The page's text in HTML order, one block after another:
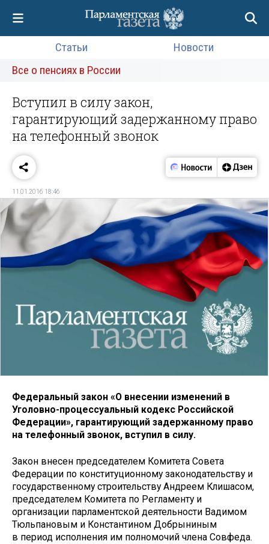
Статьи
Новости
Все о пенсиях в России
Вступил в силу закон,
гарантирующий задержанному право
на телефонный звонок
11.01.2016 18:46
Федеральный закон «О внесении изменений в
Уголовно-процессуальный кодекс Российской
Федерации», гарантирующий задержанному право
на телефонный звонок, вступил в силу.
Закон внесен председателем Комитета Совета
Федерации по конституционному законодательству и
государственному строительству Андреем Клишасом,
председателем Комитета по Регламенту и
организации парламентской деятельности Вадимом
Тюльпановым и Константином Добрыниным
в период исполнения им полномочий члена Совфеда.